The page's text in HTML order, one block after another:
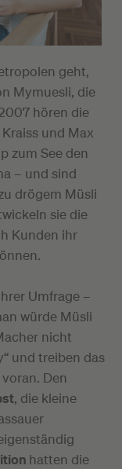
geht,
Mymuesli, die
hören die
und Max
zum See den
– und sind
drögem Müsli
sie die
Kunden ihr
Umfrage –
würde Müsli
nicht
und treiben das
Den
, die kleine
hatten die